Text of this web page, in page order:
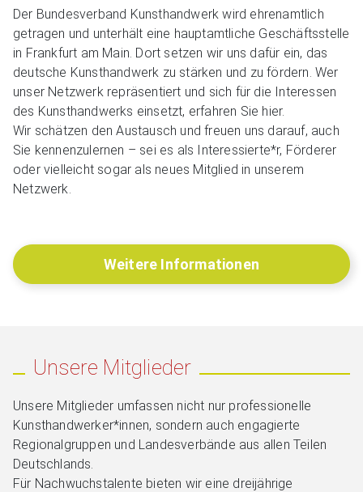
Der Bundesverband Kunsthandwerk wird ehrenamtlich
getragen und unterhält eine hauptamtliche Geschäftsstelle
in Frankfurt am Main. Dort setzen wir uns dafür ein, das
deutsche Kunsthandwerk zu stärken und zu fördern. Wer
unser Netzwerk repräsentiert und sich für die Interessen
des Kunsthandwerks einsetzt, erfahren Sie hier.
Wir schätzen den Austausch und freuen uns darauf, auch
Sie kennenzulernen – sei es als Interessierte*r, Förderer
oder vielleicht sogar als neues Mitglied in unserem
Netzwerk.
Weitere Informationen
Unsere Mitglieder
Unsere Mitglieder umfassen nicht nur professionelle
Kunsthandwerker*innen, sondern auch engagierte
Regionalgruppen und Landesverbände aus allen Teilen
Deutschlands.
Für Nachwuchstalente bieten wir eine dreijährige